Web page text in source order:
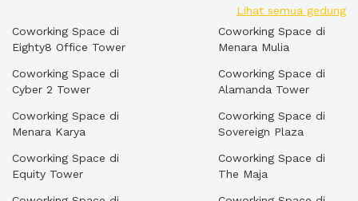
Lihat semua gedung
Coworking Space di
Eighty8 Office Tower
Coworking Space di
Cyber 2 Tower
Coworking Space di
Menara Karya
Coworking Space di
Equity Tower
Coworking Space di
Menara Mulia
Coworking Space di
Alamanda Tower
Coworking Space di
Sovereign Plaza
Coworking Space di
The Maja